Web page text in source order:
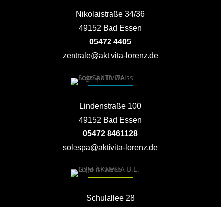
Nikolaistraße 34/36
49152 Bad Essen
05472 4405
zentrale@aktivita-lorenz.de
Lindenstraße 100
49152 Bad Essen
05472 8461128
solespa@aktivita-lorenz.de
Schulallee 28